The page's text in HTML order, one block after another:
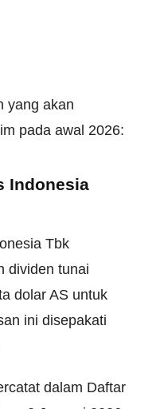
yang akan
pada awal 2026:
Indonesia
Tbk
dividen tunai
dolar AS untuk
ini disepakati
dalam Daftar